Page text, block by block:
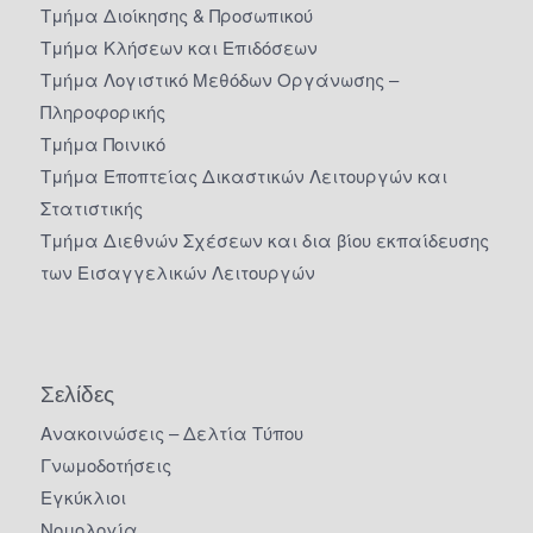
Τμήμα Διοίκησης & Προσωπικού
Τμήμα Κλήσεων και Επιδόσεων
Τμήμα Λογιστικό Μεθόδων Οργάνωσης –
Πληροφορικής
Τμήμα Ποινικό
Τμήμα Εποπτείας Δικαστικών Λειτουργών και
Στατιστικής
Τμήμα Διεθνών Σχέσεων και δια βίου εκπαίδευσης
των Εισαγγελικών Λειτουργών
Σελίδες
Ανακοινώσεις – Δελτία Τύπου
Γνωμοδοτήσεις
Εγκύκλιοι